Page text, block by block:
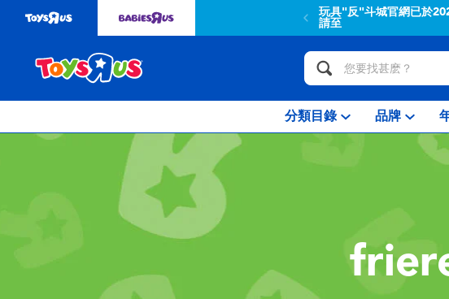
玩具"反"斗城官網已於
請至
分類目錄 品牌